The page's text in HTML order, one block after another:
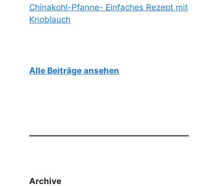
Chinakohl-Pfanne- Einfaches Rezept mit
Knoblauch
Alle Beiträge ansehen
Archive